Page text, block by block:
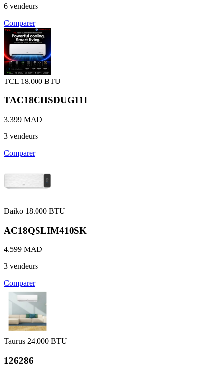
6 vendeurs
Comparer
TCL 18.000 BTU
TAC18CHSDUG11I
3.399 MAD
3 vendeurs
Comparer
Daiko 18.000 BTU
AC18QSLIM410SK
4.599 MAD
3 vendeurs
Comparer
Taurus 24.000 BTU
126286